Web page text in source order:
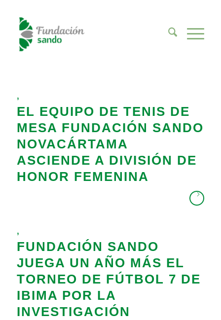
,
EL EQUIPO DE TENIS DE
MESA FUNDACIÓN SANDO
NOVACÁRTAMA
ASCIENDE A DIVISIÓN DE
HONOR FEMENINA
,
FUNDACIÓN SANDO
JUEGA UN AÑO MÁS EL
TORNEO DE FÚTBOL 7 DE
IBIMA POR LA
INVESTIGACIÓN